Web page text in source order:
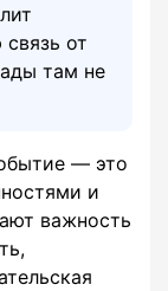
от
там не
— это
и
важность